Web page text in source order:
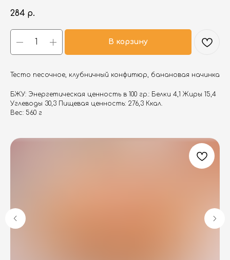
284 р.
В корзину
Тесто песочное, клубничный конфитюр, банановая начинка
БЖУ: Энергетическая ценность в 100 гр.: Белки 4,1 Жиры 15,4
Углеводы 30,3 Пищевая ценность: 276,3 Ккал.
Вес: 560 г